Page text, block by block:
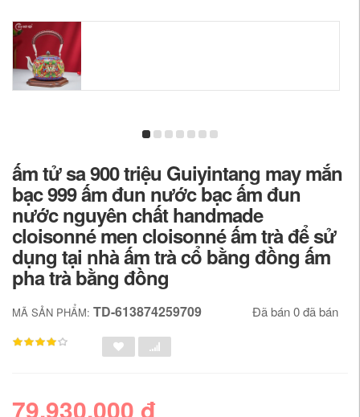
ấm tử sa 900 triệu Guiyintang may mắn
bạc 999 ấm đun nước bạc ấm đun
nước nguyên chất handmade
cloisonné men cloisonné ấm trà để sử
dụng tại nhà ấm trà cổ bằng đồng ấm
pha trà bằng đồng
MÃ SẢN PHẨM: TD-613874259709 Đã bán 0 đã bán
79,930,000 đ